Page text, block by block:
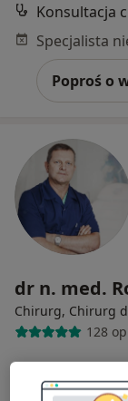
Konsultacja
Poproś o
dr n. med.
Chirurg, Chirurg
128
Adres 1